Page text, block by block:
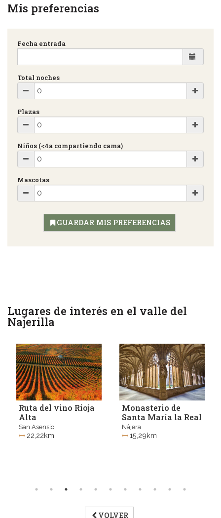
Mis preferencias
Fecha entrada
Total noches
Plazas
Niños (<4a compartiendo cama)
Mascotas
GUARDAR MIS PREFERENCIAS
Lugares de interés en el valle del
Najerilla
Ruta del vino Rioja
Alta
San Asensio
22,22km
Monasterio de
Santa María la Real
Nájera
15,29km
VOLVER